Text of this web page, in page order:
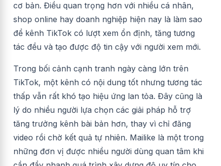
cơ bản. Điều quan trọng hơn với nhiều cá nhân,
shop online hay doanh nghiệp hiện nay là làm sao
để kênh TikTok có lượt xem ổn định, tăng tương
tác đều và tạo được độ tin cậy với người xem mới.
Trong bối cảnh cạnh tranh ngày càng lớn trên
TikTok, một kênh có nội dung tốt nhưng tương tác
thấp vẫn rất khó tạo hiệu ứng lan tỏa. Đây cũng là
lý do nhiều người lựa chọn các giải pháp hỗ trợ
tăng trưởng kênh bài bản hơn, thay vì chỉ đăng
video rồi chờ kết quả tự nhiên. Mailike là một trong
những đơn vị được nhiều người dùng quan tâm khi